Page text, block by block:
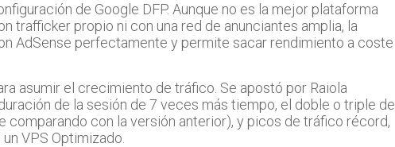
de Google DFP. Aunque no es la mejor plataforma
trafficker propio ni con una red de anunciantes amplia, la
AdSense perfectamente y permite sacar rendimiento a coste
asumir el crecimiento de tráfico. Se apostó por Raiola
de la sesión de 7 veces más tiempo, el doble o triple de
comparando con la versión anterior), y picos de tráfico récord,
VPS Optimizado.